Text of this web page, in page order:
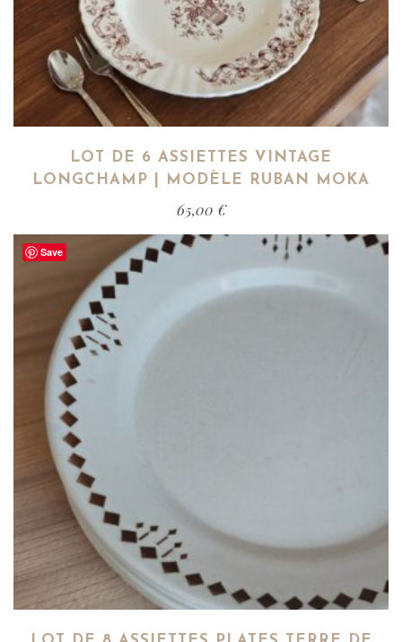
LOT DE 6 ASSIETTES VINTAGE
LONGCHAMP | MODÈLE RUBAN MOKA
65,00 €
Save